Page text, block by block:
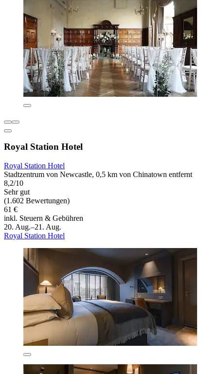
Royal Station Hotel
Royal Station Hotel
Stadtzentrum von Newcastle, 0,5 km von Chinatown entfernt
8,2/10
Sehr gut
(1.602 Bewertungen)
61 €
inkl. Steuern & Gebühren
20. Aug.–21. Aug.
Royal Station Hotel